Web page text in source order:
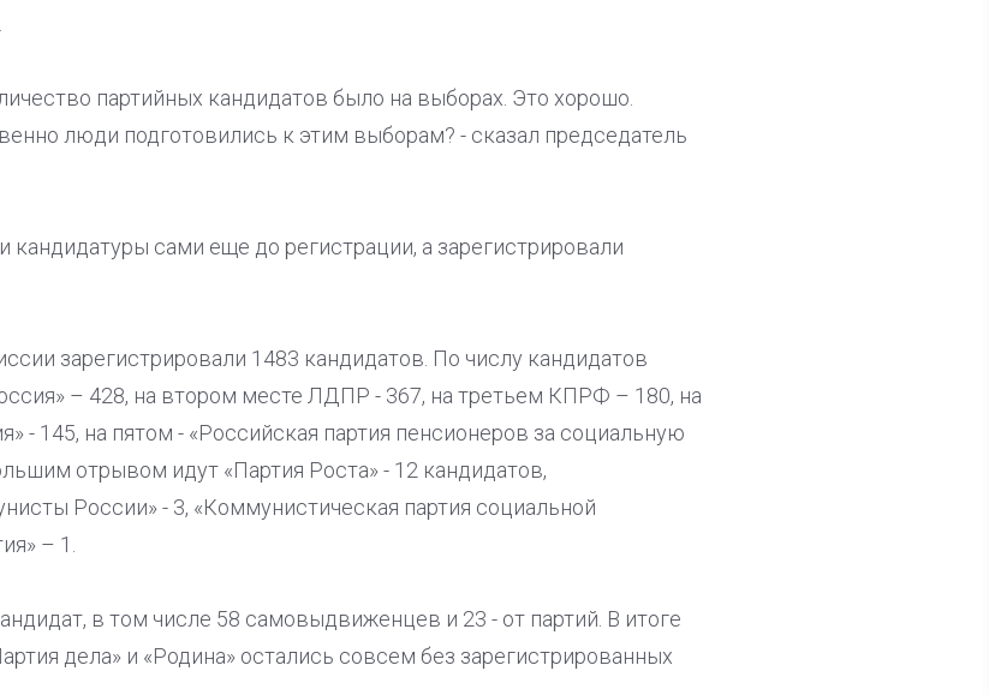
партийных кандидатов было на выборах. Это хорошо.
люди подготовились к этим выборам? - сказал председатель
кандидатуры сами еще до регистрации, а зарегистрировали
зарегистрировали 1483 кандидатов. По числу кандидатов
– 428, на втором месте ЛДПР - 367, на третьем КПРФ – 180, на
- 145, на пятом - «Российская партия пенсионеров за социальную
отрывом идут «Партия Роста» - 12 кандидатов,
России» - 3, «Коммунистическая партия социальной
– 1.
в том числе 58 самовыдвиженцев и 23 - от партий. В итоге
дела» и «Родина» остались совсем без зарегистрированных